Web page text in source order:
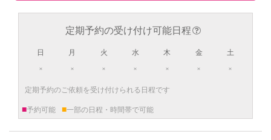
定期予約の受け付け可能日程
日
×
月
×
火
×
水
×
木
×
金
×
土
×
定期予約のご依頼を受け付けられる日程です
■予約可能 ■一部の日程・時間帯で可能